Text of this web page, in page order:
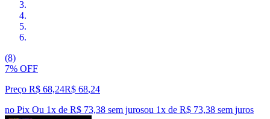
(8)
7% OFF
Preço R$ 68,24R$ 68,24
no Pix Ou 1x de R$ 73,38 sem jurosou 1x de R$ 73,38 sem juros